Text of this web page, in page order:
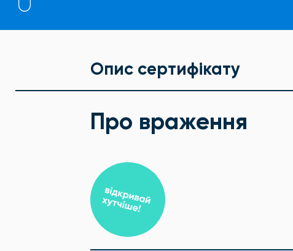
Опис сертифікату
Про враження